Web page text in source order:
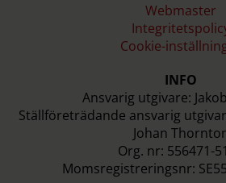
Webmaster
Cookie-
INFO
Ansvarig utgivare:
Ställföreträdande ansvarig
Johan
Org. nr: 556471-
Momsregistreringsnr: